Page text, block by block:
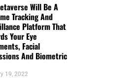
Will Be A
Tracking And
Platform That
Your Eye
Facial
And Biometric
19, 2022